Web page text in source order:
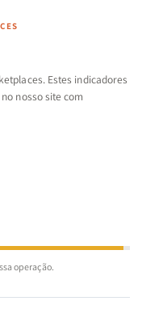
Estes indicadores
nosso site com
operação.